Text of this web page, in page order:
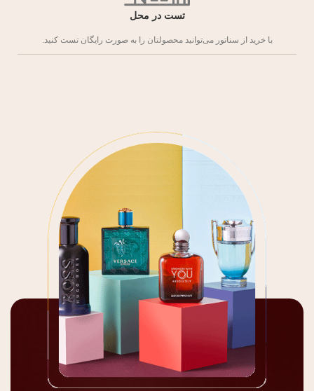
تست در محل
با خرید از سناتور می‌توانید محصولتان را به صورت رایگان تست کنید.